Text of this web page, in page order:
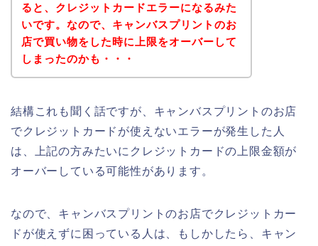
ると、クレジットカードエラーになるみた
いです。なので、キャンバスプリントのお
店で買い物をした時に上限をオーバーして
しまったのかも・・・
結構これも聞く話ですが、キャンバスプリントのお店
でクレジットカードが使えないエラーが発生した人
は、上記の方みたいにクレジットカードの上限金額が
オーバーしている可能性があります。
なので、キャンバスプリントのお店でクレジットカー
ドが使えずに困っている人は、もしかしたら、キャン